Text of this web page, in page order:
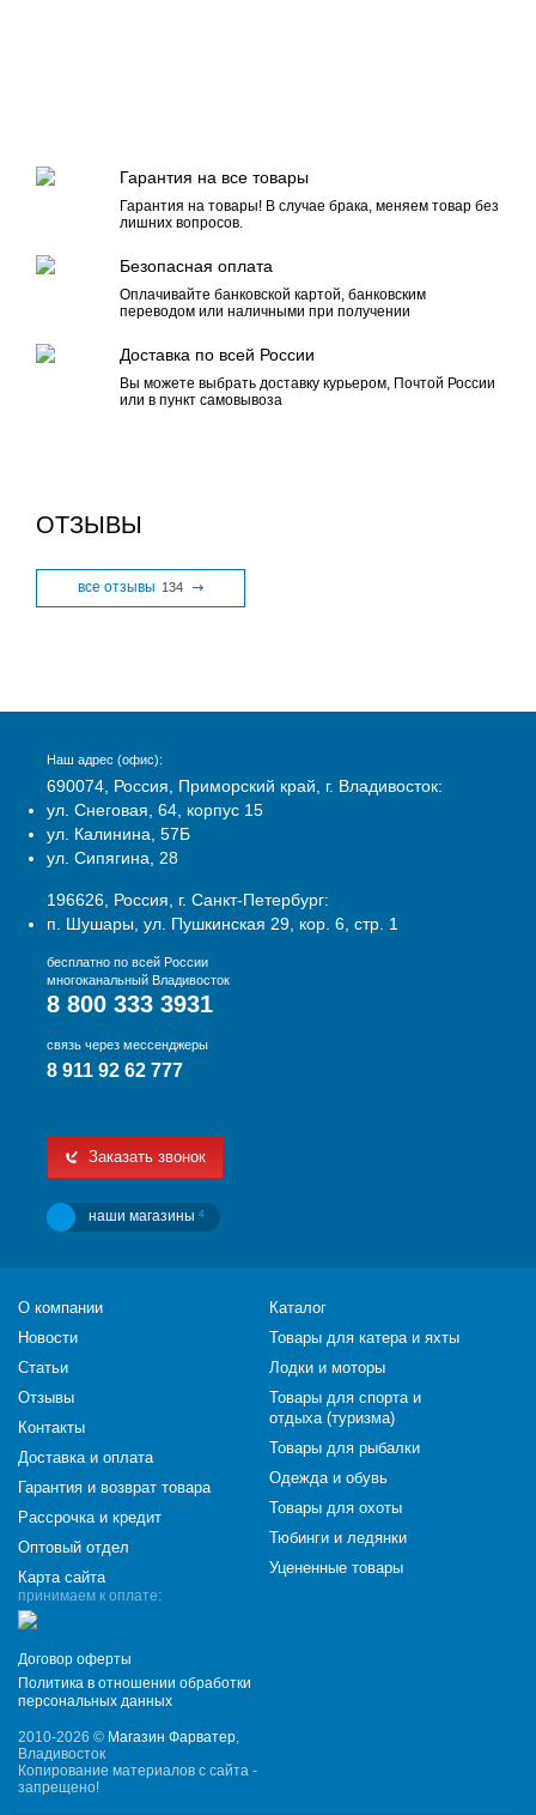
Гарантия на все товары
Гарантия на товары! В случае брака, меняем товар без
лишних вопросов.
Безопасная оплата
Оплачивайте банковской картой, банковским
переводом или наличными при получении
Доставка по всей России
Вы можете выбрать доставку курьером, Почтой России
или в пункт самовывоза
ОТЗЫВЫ
все отзывы 134
Наш адрес (офис):
690074, Россия, Приморский край, г. Владивосток:
ул. Снеговая, 64, корпус 15
ул. Калинина, 57Б
ул. Сипягина, 28
196626, Россия, г. Санкт-Петербург:
п. Шушары, ул. Пушкинская 29, кор. 6, стр. 1
бесплатно по всей России
многоканальный Владивосток
8 800 333 3931
связь через мессенджеры
8 911 92 62 777
Заказать звонок
наши магазины 4
принимаем к оплате:
Договор оферты
Политика в отношении обработки
персональных данных
2010-2026 © Магазин Фарватер,
Владивосток
Копирование материалов с сайта -
запрещено!
О компании
Новости
Статьи
Отзывы
Контакты
Доставка и оплата
Гарантия и возврат товара
Рассрочка и кредит
Оптовый отдел
Карта сайта
Каталог
Товары для катера и яхты
Лодки и моторы
Товары для спорта и
отдыха (туризма)
Товары для рыбалки
Одежда и обувь
Товары для охоты
Тюбинги и ледянки
Уцененные товары